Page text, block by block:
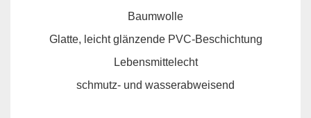
Baumwolle
Glatte, leicht glänzende PVC-Beschichtung
Lebensmittelecht
schmutz- und wasserabweisend